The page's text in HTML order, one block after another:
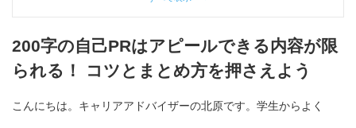
200字の自己PRはアピールできる内容が限
られる！ コツとまとめ方を押さえよう
こんにちは。キャリアアドバイザーの北原です。学生からよく